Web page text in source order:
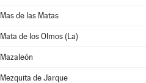
Mas de las Matas
Mata de los Olmos (La)
Mazaleón
Mezquita de Jarque